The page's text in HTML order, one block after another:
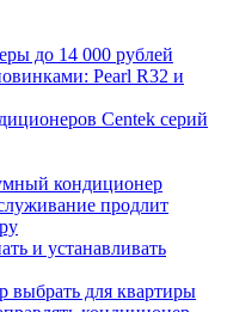
до 14 000 рублей
Pearl R32 и
Centek серий
кондиционер
продлит
и устанавливать
выбрать для квартиры